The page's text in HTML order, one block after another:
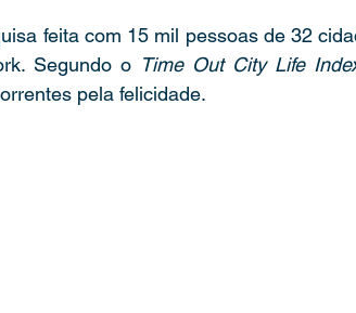
feita com 15 mil pessoas de 32
Segundo o Time Out City Life
pela felicidade.